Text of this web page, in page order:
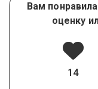
Вам
оценку
14